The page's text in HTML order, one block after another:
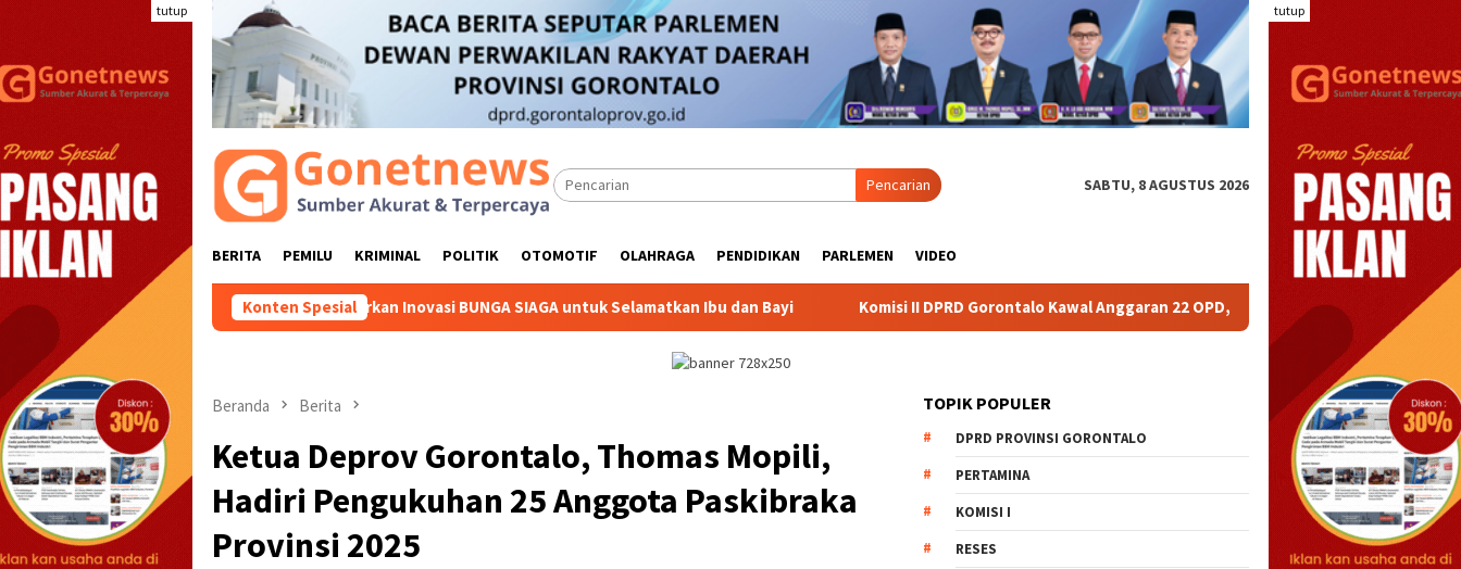
tutup tutup
Pencarian SABTU, 8 AGUSTUS 2026
BERITA PEMILU KRIMINAL POLITIK OTOMOTIF OLAHRAGA PENDIDIKAN PARLEMEN VIDEO
Konten Spesial
KKN, Mahasiswa UNG Hadirkan Inovasi BUNGA SIAGA untuk Selamatkan Ibu dan Bayi Komisi II DPRD Gorontalo Kawal Anggaran 22 OPD, Mikson: Prioritaskan Belanja untuk Rakyat
Beranda Berita
Ketua Deprov Gorontalo, Thomas Mopili,
Hadiri Pengukuhan 25 Anggota Paskibraka
Provinsi 2025
TOPIK POPULER
DPRD PROVINSI GORONTALO
PERTAMINA
KOMISI I
RESES